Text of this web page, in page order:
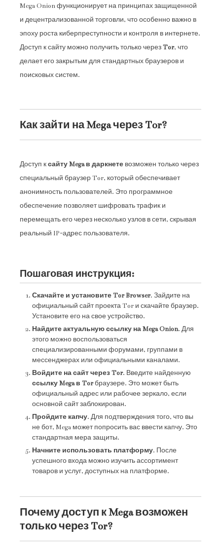
Mega Onion функционирует на принципах защищенной
и децентрализованной торговли, что особенно важно в
эпоху роста киберпреступности и контроля в интернете.
Доступ к сайту можно получить только черезTor, что
делает его закрытым для стандартных браузеров и
поисковых систем.
Как зайти на Mega через Tor?
Доступ ксайту Mega в даркнете возможен только через
специальный браузер Tor, который обеспечивает
анонимность пользователей. Это программное
обеспечение позволяет шифровать трафик и
перемещать его через несколько узлов в сети, скрывая
реальный IP-адрес пользователя.
Пошаговая инструкция:
Скачайте и установите Tor Browser. Зайдите на
официальный сайт проекта Tor и скачайте браузер.
Установите его на свое устройство.
Найдите актуальную ссылку на Mega Onion. Для
этого можно воспользоваться
специализированными форумами, группами в
мессенджерах или официальными каналами.
Войдите на сайт через Tor. Введите найденную
ссылку Mega в Torбраузере. Это может быть
официальный адрес или рабочее зеркало, если
основной сайт заблокирован.
Пройдите капчу. Для подтверждения того, что вы
не бот, Mega может попросить вас ввести капчу. Это
стандартная мера защиты.
Начните использовать платформу. После
успешного входа можно изучить ассортимент
товаров и услуг, доступных на платформе.
Почему доступ к Mega возможен
только через Tor?